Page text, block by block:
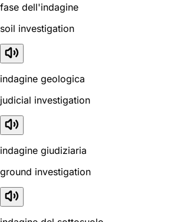
fase dell'indagine
soil investigation
indagine geologica
judicial investigation
indagine giudiziaria
ground investigation